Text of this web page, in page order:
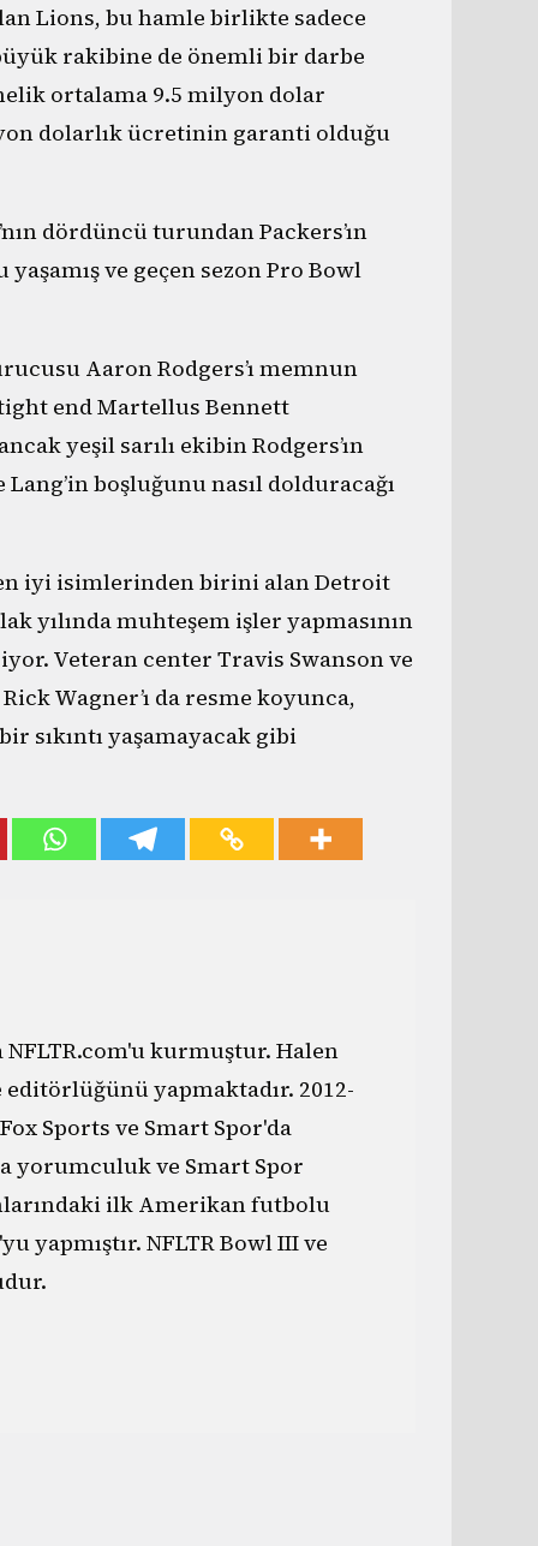
Lions, bu hamle birlikte sadece
rakibine de önemli bir darbe
ortalama 9.5 milyon dolar
dolarlık ücretinin garanti olduğu
dördüncü turundan Packers’ın
ve geçen sezon Pro Bowl
Aaron Rodgers’ı memnun
end Martellus Bennett
yeşil sarılı ekibin Rodgers’ın
boşluğunu nasıl dolduracağı
iyi isimlerinden birini alan Detroit
yılında muhteşem işler yapmasının
Veteran center Travis Swanson ve
Wagner’ı da resme koyunca,
sıkıntı yaşamayacak gibi
NFLTR.com'u kurmuştur. Halen
yapmaktadır. 2012-
Sports ve Smart Spor'da
yorumculuk ve Smart Spor
ilk Amerikan futbolu
yapmıştır. NFLTR Bowl III ve